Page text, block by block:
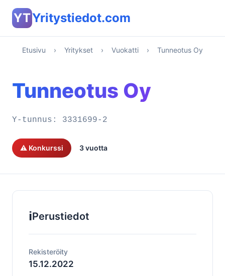
YTYritystiedot.com
Etusivu › Yritykset › Vuokatti › Tunneotus Oy
Tunneotus Oy
Y-tunnus: 3331699-2
⚠️ Konkurssi 3 vuotta
ℹ️Perustiedot
Rekisteröity
15.12.2022